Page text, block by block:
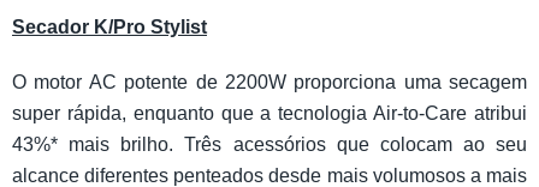
Secador K/Pro Stylist
O motor AC potente de 2200W proporciona uma secagem
super rápida, enquanto que a tecnologia Air-to-Care atribui
43%* mais brilho. Três acessórios que colocam ao seu
alcance diferentes penteados desde mais volumosos a mais